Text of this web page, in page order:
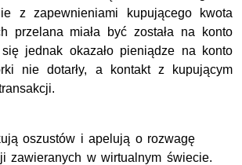
z zapewnieniami kupującego kwota
przelana miała być została na konto
jednak okazało pieniądze na konto
nie dotarły, a kontakt z kupującym
oszustów i apelują o rozwagę
zawieranych w wirtualnym świecie.